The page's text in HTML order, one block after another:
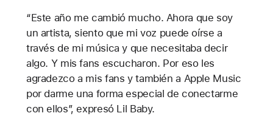
“Este año me cambió mucho. Ahora que soy
un artista, siento que mi voz puede oírse a
través de mi música y que necesitaba decir
algo. Y mis fans escucharon. Por eso les
agradezco a mis fans y también a Apple Music
por darme una forma especial de conectarme
con ellos”, expresó Lil Baby.